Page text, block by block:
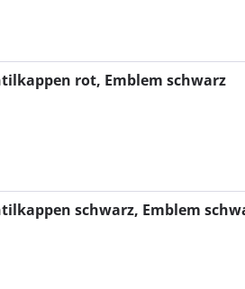
rot, Emblem schwarz
schwarz, Emblem